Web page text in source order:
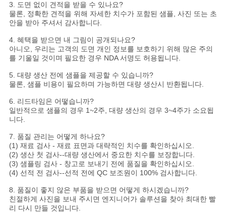
3. 도면 없이 견적을 받을 수 있나요?
물론, 정확한 견적을 위해 자세한 치수가 포함된 샘플, 사진 또는 초
안을 받아 주셔서 감사합니다.
4. 혜택을 받으면 내 그림이 공개되나요?
아니오, 우리는 고객의 도면 개인 정보를 보호하기 위해 많은 주의
를 기울일 것이며 필요한 경우 NDA 서명도 허용됩니다.
5. 대량 생산 전에 샘플을 제공할 수 있습니까?
물론, 샘플 비용이 필요하며 가능하면 대량 생산시 반환됩니다.
6. 리드타임은 어떻습니까?
일반적으로 샘플의 경우 1~2주, 대량 생산의 경우 3~4주가 소요됩
니다.
7. 품질 관리는 어떻게 하나요?
(1) 재료 검사 - 재료 표면과 대략적인 치수를 확인하십시오.
(2) 생산 첫 검사--대량 생산에서 중요한 치수를 보장합니다.
(3) 샘플링 검사 - 창고로 보내기 전에 품질을 확인하십시오.
(4) 선적 전 검사--선적 전에 QC 보조원이 100% 검사합니다.
8. 품질이 좋지 않은 부품을 받으면 어떻게 하시겠습니까?
친절하게 사진을 보내 주시면 엔지니어가 솔루션을 찾아 최대한 빨
리 다시 만들 것입니다.